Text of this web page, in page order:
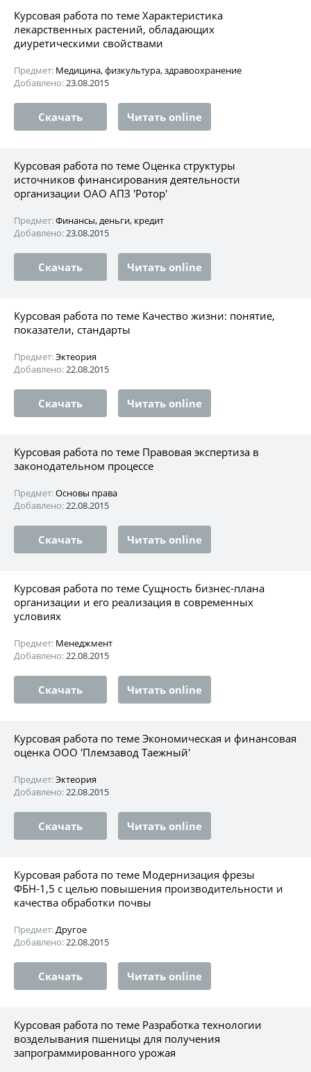
Курсовая работа по теме Характеристика
лекарственных растений, обладающих
диуретическими свойствами
Предмет: Медицина, физкультура, здравоохранение
Добавлено:23.08.2015
Скачать Читать online
Курсовая работа по теме Оценка структуры
источников финансирования деятельности
организации ОАО АПЗ 'Ротор'
Предмет:Финансы, деньги, кредит
Добавлено:23.08.2015
Скачать Читать online
Курсовая работа по теме Качество жизни: понятие,
показатели, стандарты
Предмет:Эктеория
Добавлено:22.08.2015
Скачать Читать online
Курсовая работа по теме Правовая экспертиза в
законодательном процессе
Предмет:Основы права
Добавлено:22.08.2015
Скачать Читать online
Курсовая работа по теме Сущность бизнес-плана
организации и его реализация в современных
условиях
Предмет: Менеджмент
Добавлено:22.08.2015
Скачать Читать online
Курсовая работа по теме Экономическая и финансовая
оценка ООО 'Племзавод Таежный'
Предмет:Эктеория
Добавлено:22.08.2015
Скачать Читать online
Курсовая работа по теме Модернизация фрезы
ФБН-1,5 с целью повышения производительности и
качества обработки почвы
Предмет:Другое
Добавлено:22.08.2015
Скачать Читать online
Курсовая работа по теме Разработка технологии
возделывания пшеницы для получения
запрограммированного урожая